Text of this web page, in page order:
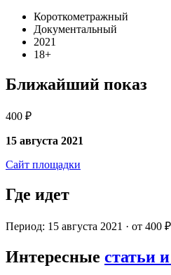
Короткометражный
Документальный
2021
18+
Ближайший показ
400 ₽
15 августа 2021
Сайт площадки
Где идет
Период: 15 августа 2021 · от 400 ₽
Интересные статьи